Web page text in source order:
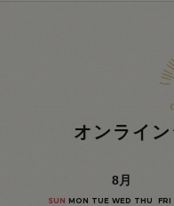
オンライ
8月
SUN MON TUE WED THU FRI